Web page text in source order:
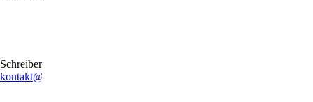
Schreiben Sie uns gerne eine E-Mail
kontakt@stb-becker-zeiler.de